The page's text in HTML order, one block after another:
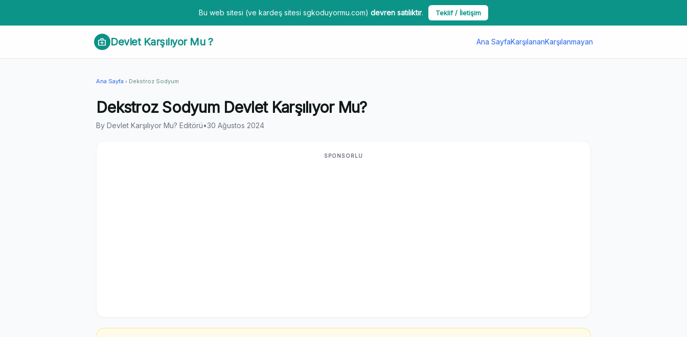
Bu web sitesi (ve kardeş sitesi sgkoduyormu.com) devren satılıktır. Teklif / İletişim
medical_services Devlet Karşılıyor Mu ? Ana SayfaKarşılananKarşılanmayan
Ana Sayfa chevron_right Dekstroz Sodyum
Dekstroz Sodyum Devlet Karşılıyor Mu?
By Devlet Karşılıyor Mu? Editörü•30 Ağustos 2024
SPONSORLU